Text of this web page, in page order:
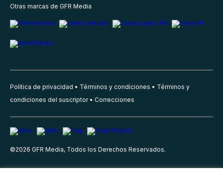
Otras marcas de GFR Media
Política de privacidad Términos y condiciones
Términos y
condiciones del suscriptor
Correcciones
©2026 GFR Media, Todos los Derechos Reservados.